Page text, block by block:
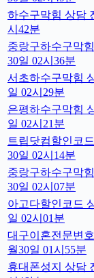
하수구막힘 상담
시42분
중랑구하수구막
30일 02시36분
서초하수구막힘
일 02시29분
은평하수구막힘
일 02시21분
트립닷컴할인코
30일 02시14분
중랑구하수구막
30일 02시07분
아고다할인코드
일 02시01분
대구이혼전문변
월30일 01시55분
휴대폰성지 상담